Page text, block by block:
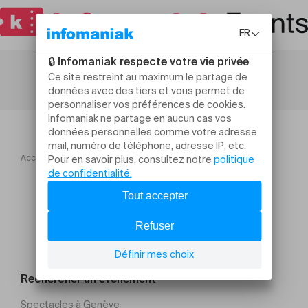
Accueil Sur un air de yéyé
Rechercher un évènement
Spectacles à Genève